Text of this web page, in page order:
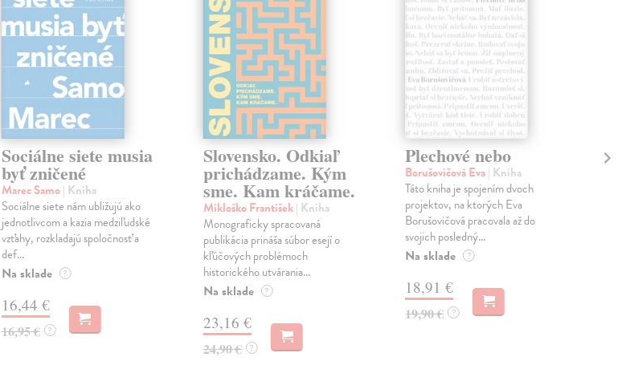
Sociálne siete musia
byť zničené
Marec Samo| Kniha
Sociálne siete nám ubližujú ako
jednotlivcom a kazia medziľudské
vzťahy, rozkladajú spoločnosť a
def...
Na sklade ?
16,44 €
16,95 € ?
Slovensko. Odkiaľ
prichádzame. Kým
sme. Kam kráčame.
Mikloško František| Kniha
Monograficky spracovaná
publikácia prináša súbor esejí o
kľúčových problémoch
historického utvárania...
Na sklade ?
23,16 €
24,90 € ?
Plechové nebo
Borušovičová Eva| Kniha
Táto kniha je spojením dvoch
projektov, na ktorých Eva
Borušovičová pracovala až do
svojich posledný...
Na sklade ?
18,91 €
19,90 € ?